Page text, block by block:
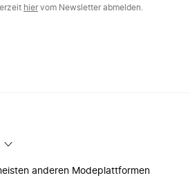
hiervom Newsletter abmelden.
anderen Modeplattformen